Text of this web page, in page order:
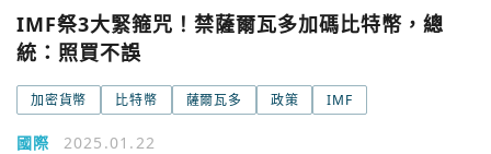
IMF祭3大緊箍咒！禁薩爾瓦多加碼比特幣，總
統：照買不誤
加密貨幣 比特幣 薩爾瓦多 政策 IMF
國際 2025.01.22繼續表示您已同意